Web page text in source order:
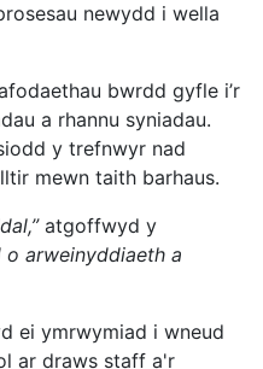
newydd i wella
bwrdd gyfle i’r
a rhannu syniadau.
y trefnwyr nad
mewn taith barhaus.
atgoffwyd y
o arweinyddiaeth a
ei ymrwymiad i wneud
ar draws staff a'r